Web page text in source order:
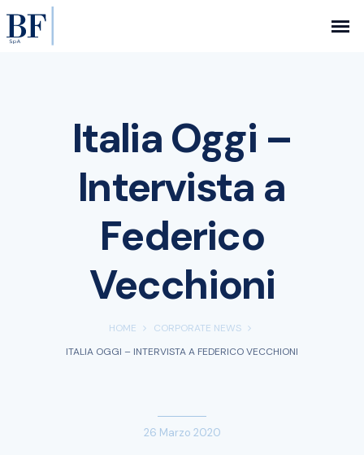
Italia Oggi –
Intervista a
Federico
Vecchioni
HOME
CORPORATE NEWS
ITALIA OGGI – INTERVISTA A FEDERICO VECCHIONI
26 Marzo 2020